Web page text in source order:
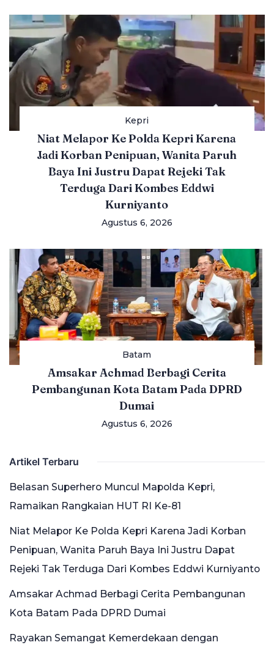
Kepri
Niat Melapor Ke Polda Kepri Karena
Jadi Korban Penipuan, Wanita Paruh
Baya Ini Justru Dapat Rejeki Tak
Terduga Dari Kombes Eddwi
Kurniyanto
Agustus 6, 2026
Batam
Amsakar Achmad Berbagi Cerita
Pembangunan Kota Batam Pada DPRD
Dumai
Agustus 6, 2026
Artikel Terbaru
Belasan Superhero Muncul Mapolda Kepri,
Ramaikan Rangkaian HUT RI Ke-81
Niat Melapor Ke Polda Kepri Karena Jadi Korban
Penipuan, Wanita Paruh Baya Ini Justru Dapat
Rejeki Tak Terduga Dari Kombes Eddwi Kurniyanto
Amsakar Achmad Berbagi Cerita Pembangunan
Kota Batam Pada DPRD Dumai
Rayakan Semangat Kemerdekaan dengan